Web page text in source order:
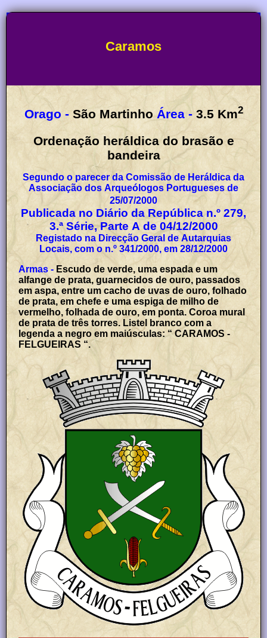
Caramos
Orago - São MartinhoÁrea - 3.5 Km2
Ordenação heráldica do brasão e
bandeira
Segundo o parecer da Comissão de Heráldica da
Associação dos Arqueólogos Portugueses de
25/07/2000
Publicada no Diário da República n.º 279,
3.ª Série, Parte A de 04/12/2000
Registado na Direcção Geral de Autarquias
Locais, com o n.º 341/2000, em 28/12/2000
Armas - Escudo de verde, uma espada e um
alfange de prata, guarnecidos de ouro, passados
em aspa, entre um cacho de uvas de ouro, folhado
de prata, em chefe e uma espiga de milho de
vermelho, folhada de ouro, em ponta. Coroa mural
de prata de três torres. Listel branco com a
legenda a negro em maiúsculas: “ CARAMOS -
FELGUEIRAS “.